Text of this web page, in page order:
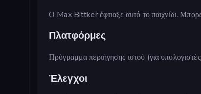
Ο Max Bittker έφτιαξε αυτό το παιχνίδι.
Πλατφόρμες
Πρόγραμμα περιήγησης ιστού (για υπολογιστές
Έλεγχοι